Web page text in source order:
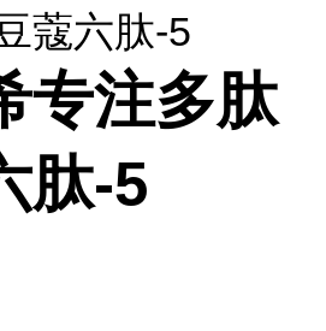
蔻六肽-5
专注多肽
肽-5